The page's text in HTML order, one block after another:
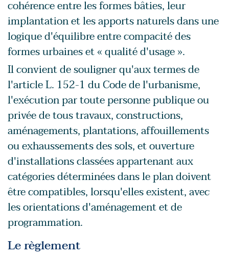
cohérence entre les formes bâties, leur
implantation et les apports naturels dans une
logique d'équilibre entre compacité des
formes urbaines et « qualité d'usage ».
Il convient de souligner qu'aux termes de
l'article L. 152-1 du Code de l'urbanisme,
l'exécution par toute personne publique ou
privée de tous travaux, constructions,
aménagements, plantations, affouillements
ou exhaussements des sols, et ouverture
d'installations classées appartenant aux
catégories déterminées dans le plan doivent
être compatibles, lorsqu'elles existent, avec
les orientations d'aménagement et de
programmation.
Le règlement